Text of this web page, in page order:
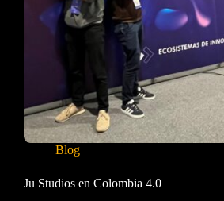
Blog
Ju Studios en Colombia 4.0